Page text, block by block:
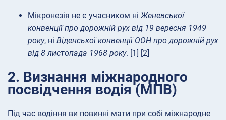
Мікронезія не є учасником ніЖеневської
конвенції про дорожній рух від 19 вересня 1949
року, ні Віденської конвенції ООН про дорожній рух
від 8 листопада 1968 року. [1] [2]
2. Визнання міжнародного
посвідчення водія (МПВ)
Під час водіння ви повинні мати при собі міжнародне